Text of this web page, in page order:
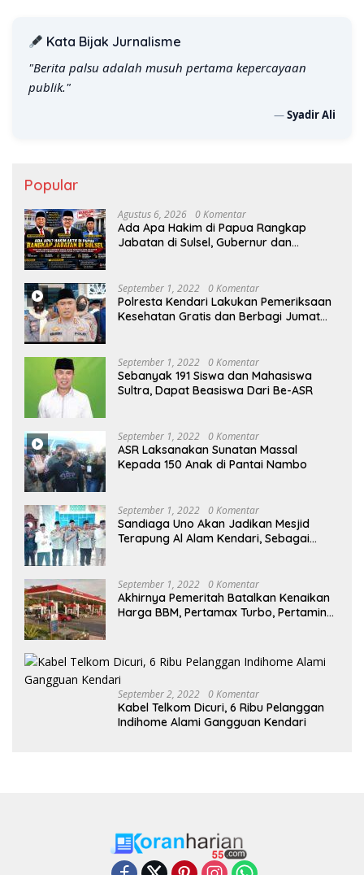
Kata Bijak Jurnalisme
"Berita palsu adalah musuh pertama kepercayaan
publik."
—Syadir Ali
Popular
Agustus 6, 2026 0 Komentar
Ada Apa Hakim di Papua Rangkap
Jabatan di Sulsel, Gubernur dan
September 1, 2022 0 Komentar
Polresta Kendari Lakukan Pemeriksaan
Kesehatan Gratis dan Berbagi Jumat
September 1, 2022 0 Komentar
Sebanyak 191 Siswa dan Mahasiswa
Sultra, Dapat Beasiswa Dari Be-ASR
September 1, 2022 0 Komentar
ASR Laksanakan Sunatan Massal
Kepada 150 Anak di Pantai Nambo
September 1, 2022 0 Komentar
Sandiaga Uno Akan Jadikan Mesjid
Terapung Al Alam Kendari, Sebagai
September 1, 2022 0 Komentar
Akhirnya Pemeritah Batalkan Kenaikan
Harga BBM, Pertamax Turbo, Pertamina
September 2, 2022 0 Komentar
Kabel Telkom Dicuri, 6 Ribu Pelanggan
Indihome Alami Gangguan Kendari